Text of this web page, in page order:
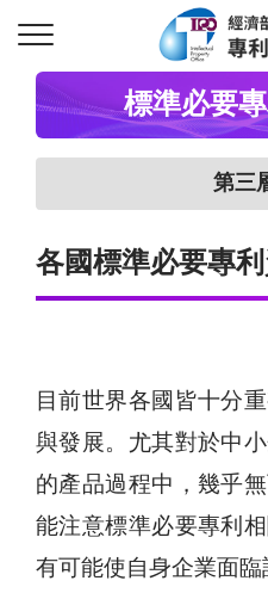
標準必要
第三
各國標準必要專
目前世界各國皆十分
與發展。尤其對於中
的產品過程中，幾乎
能注意標準必要專利
有可能使自身企業面臨